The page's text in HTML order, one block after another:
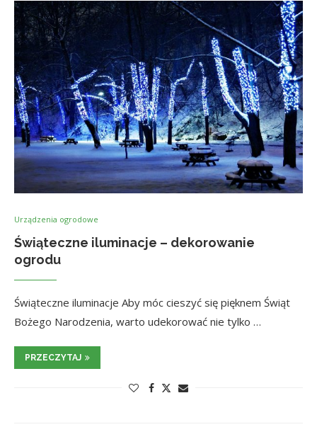
Urządzenia ogrodowe
Świąteczne iluminacje – dekorowanie
ogrodu
Świąteczne iluminacje Aby móc cieszyć się pięknem Świąt
Bożego Narodzenia, warto udekorować nie tylko …
PRZECZYTAJ